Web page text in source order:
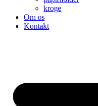
kroge
Om os
Kontakt